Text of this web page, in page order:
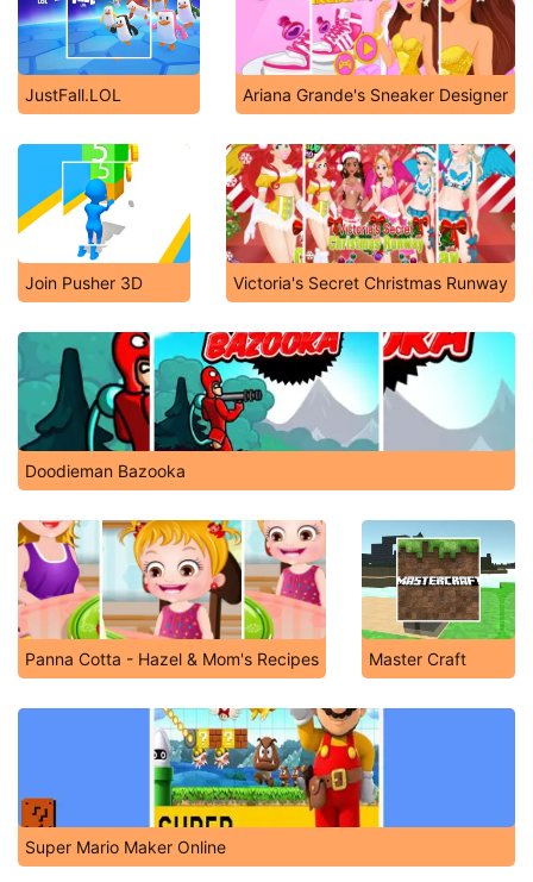
JustFall.LOL Ariana Grande's Sneaker Designer
Join Pusher 3D Victoria's Secret Christmas Runway
Doodieman Bazooka
Panna Cotta - Hazel & Mom's Recipes Master Craft
Super Mario Maker Online